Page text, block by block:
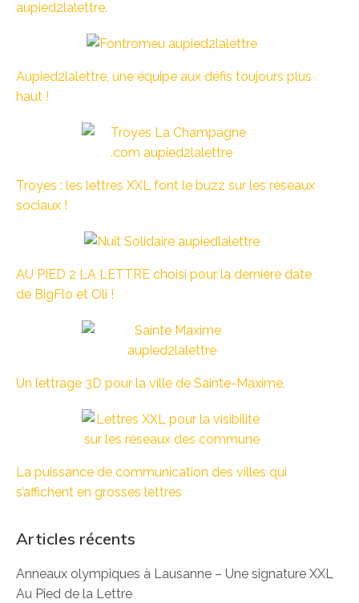
aupied2lalettre.
Aupied2lalettre, une équipe aux défis toujours plus
haut !
Troyes : les lettres XXL font le buzz sur les réseaux
sociaux !
AU PIED 2 LA LETTRE choisi pour la dernière date
de BigFlo et Oli !
Un lettrage 3D pour la ville de Sainte-Maxime.
La puissance de communication des villes qui
s’affichent en grosses lettres
Articles récents
Anneaux olympiques à Lausanne – Une signature XXL
Au Pied de la Lettre